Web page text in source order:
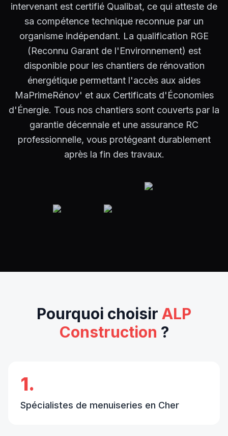
intervenant est certifié Qualibat, ce qui atteste de
sa compétence technique reconnue par un
organisme indépendant. La qualification RGE
(Reconnu Garant de l'Environnement) est
disponible pour les chantiers de rénovation
énergétique permettant l'accès aux aides
MaPrimeRénov' et aux Certificats d'Économies
d'Énergie. Tous nos chantiers sont couverts par la
garantie décennale et une assurance RC
professionnelle, vous protégeant durablement
après la fin des travaux.
Pourquoi choisir ALP
Construction ?
1.
Spécialistes de menuiseries en Cher